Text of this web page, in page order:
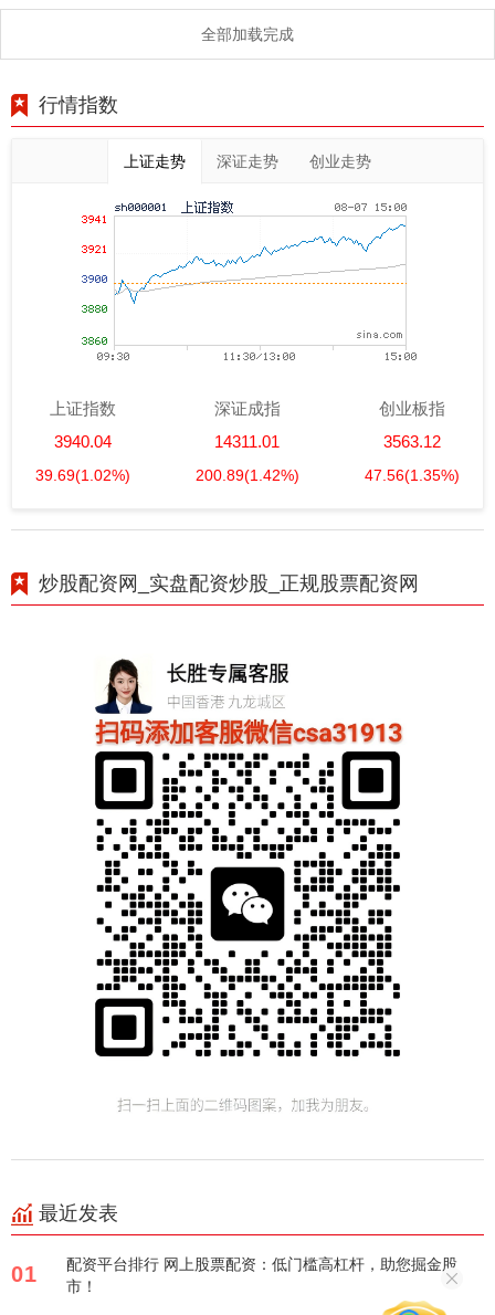
全部加载完成
行情指数
上证走势 深证走势 创业走势
上证指数
3940.04
39.69(1.02%)
深证成指
14311.01
200.89(1.42%)
创业板指
3563.12
47.56(1.35%)
炒股配资网_实盘配资炒股_正规股票配资网
最近发表
01
配资平台排行 网上股票配资：低门槛高杠杆，助您掘金股
市！